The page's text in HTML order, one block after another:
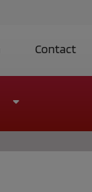
Contact